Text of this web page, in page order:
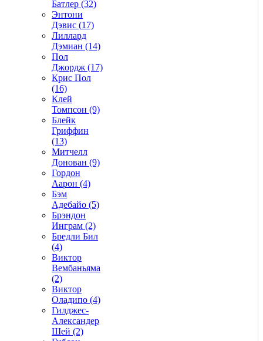
Батлер (32)
Энтони
Дэвис (17)
Лиллард
Дэмиан (14)
Пол
Джордж (17)
Крис Пол
(16)
Клей
Томпсон (9)
Блейк
Гриффин
(13)
Митчелл
Донован (9)
Гордон
Аарон (4)
Бэм
Адебайо (5)
Брэндон
Инграм (2)
Бредли Бил
(4)
Виктор
Вембаньяма
(2)
Виктор
Оладипо (4)
Гилджес-
Александер
Шей (2)